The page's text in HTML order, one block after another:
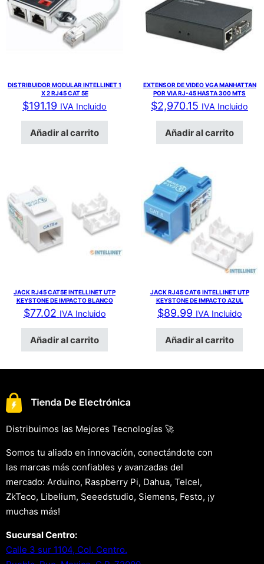
DISTRIBUIDOR MODULAR INTELLINET 1
X 2 RJ45 CAT 5E
$191.19 IVA Incluido
Añadir al carrito
EXTENSOR DE VIDEO VGA MANHATTAN
POR VIA RJ-45 HASTA 300 MTS
$2,970.15 IVA Incluido
Añadir al carrito
JACK RJ45 CAT5E INTELLINET UTP
KEYSTONE DE IMPACTO BLANCO
$77.02 IVA Incluido
Añadir al carrito
JACK RJ45 CAT6 INTELLINET UTP
KEYSTONE DE IMPACTO AZUL
$89.99 IVA Incluido
Añadir al carrito
Distribuimos las Mejores Tecnologías 🚀
Somos tu aliado en innovación, conectándote con
las marcas más confiables y avanzadas del
mercado: Arduino, Raspberry Pi, Dahua, Telcel,
ZkTeco, Libelium, Seeedstudio, Siemens, Festo, ¡y
muchas más!
Sucursal Centro:
Calle 3 sur 1104, Col. Centro.